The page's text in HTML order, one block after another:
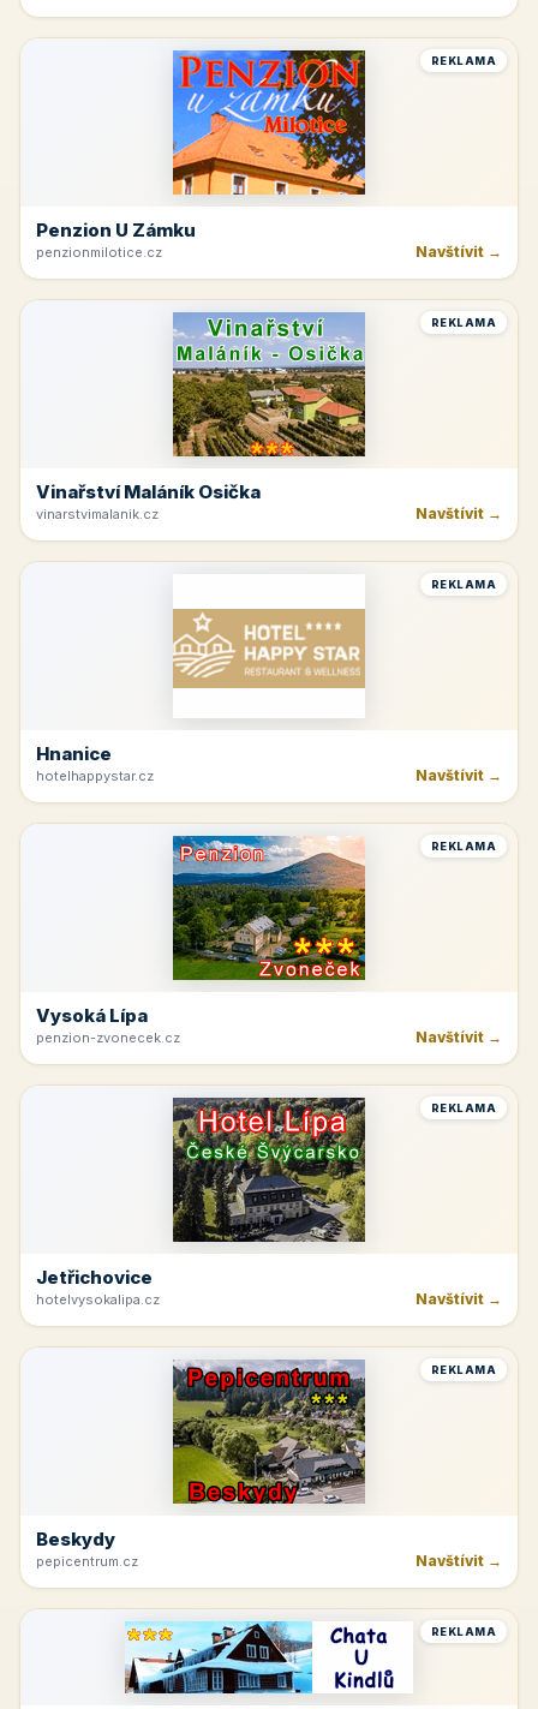
REKLAMA
Penzion U Zámku
penzionmilotice.cz Navštívit →
REKLAMA
Vinařství Maláník Osička
vinarstvimalanik.cz Navštívit →
REKLAMA
Hnanice
hotelhappystar.cz Navštívit →
REKLAMA
Vysoká Lípa
penzion-zvonecek.cz Navštívit →
REKLAMA
Jetřichovice
hotelvysokalipa.cz Navštívit →
REKLAMA
Beskydy
pepicentrum.cz Navštívit →
REKLAMA